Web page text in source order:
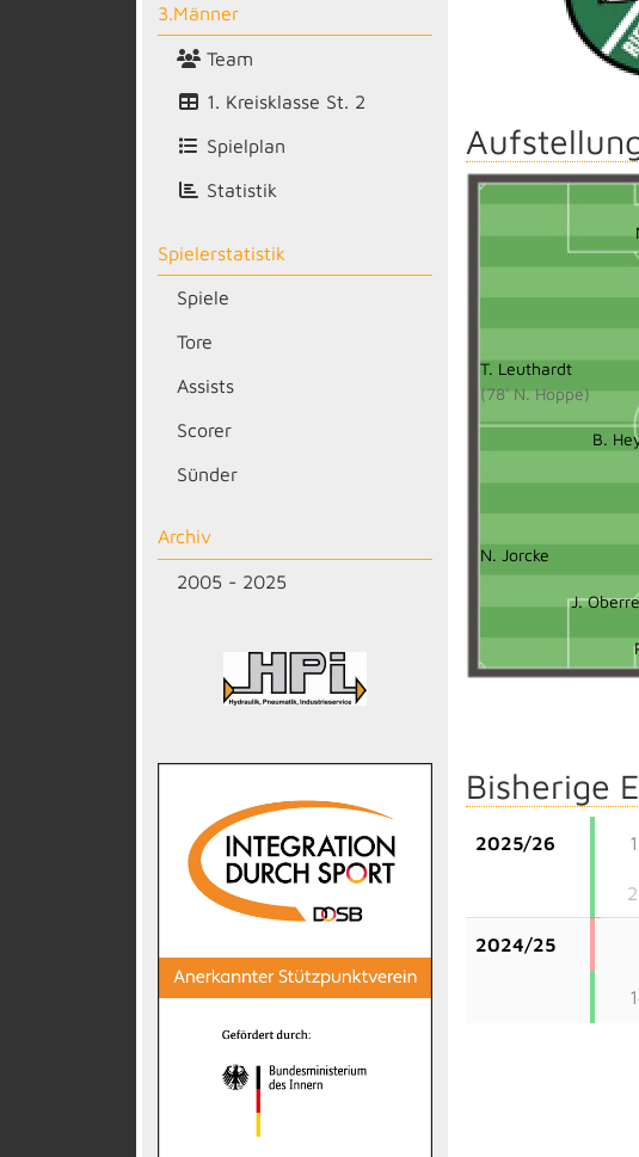
3.Männer
Team
1. Kreisklasse St. 2
Spielplan
Statistik
Spielerstatistik
Spiele
Tore
Assists
Scorer
Sünder
Archiv
2005 - 2025
T. Leuthardt
(78' N. Hoppe)
B.
N. Jorcke
J.
Bisherige
2025/26
2024/25